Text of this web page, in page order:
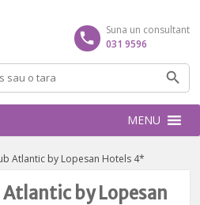
Suna un consultant
031 9596
MENU
Atlantic by Lopesan Hotels 4*
by Lopesan